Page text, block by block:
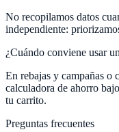
No recopilamos datos
independiente:
¿Cuándo conviene usar
En rebajas y campañas o
calculadora de ahorro
tu carrito.
Preguntas frecuentes